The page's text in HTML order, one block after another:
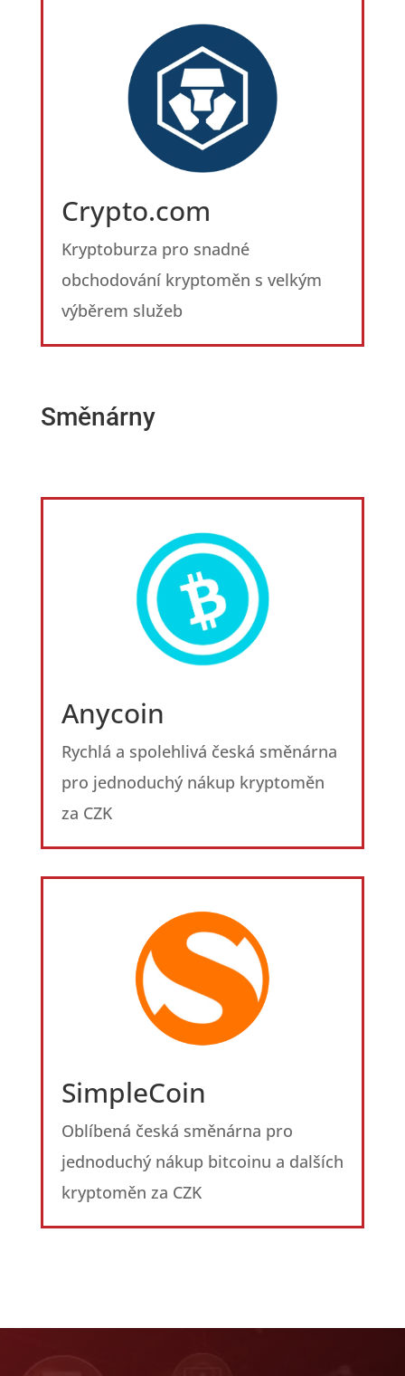
Crypto.com
Kryptoburza pro snadné
obchodování kryptoměn s velkým
výběrem služeb
Směnárny
Anycoin
Rychlá a spolehlivá česká směnárna
pro jednoduchý nákup kryptoměn
za CZK
SimpleCoin
Oblíbená česká směnárna pro
jednoduchý nákup bitcoinu a dalších
kryptoměn za CZK